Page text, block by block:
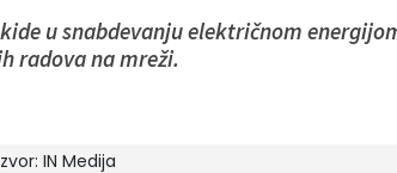
u snabdevanju električnom
radova na mreži.
IN Medija